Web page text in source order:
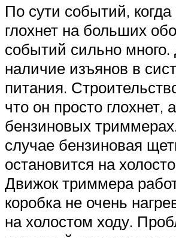
По сути событий, когда
глохнет на больших
событий сильно много.
наличие изъянов в
питания.
что он просто глохнет,
бензиновых
случае бензиновая
остановится на
Движок триммера
коробка не очень
на холостом ходу.